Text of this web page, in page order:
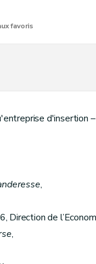
favoris
d'insertion
,
de
,